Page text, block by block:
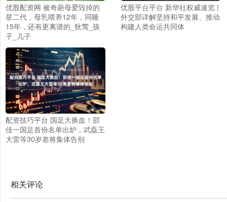
优股配资网 被奇葩母爱毁掉的
星二代，母乳喂养12年，同睡
15年，还有更离谱的_狄莺_孩
子_儿子
优股平台平台 新华社权威速览 |
外交部详解坚持和平发展、推动
构建人类命运共同体
配资技巧平台 国足大换血！邵
佳一国足首份名单出炉，武磊王
大雷等30岁老将集体告别
相关评论